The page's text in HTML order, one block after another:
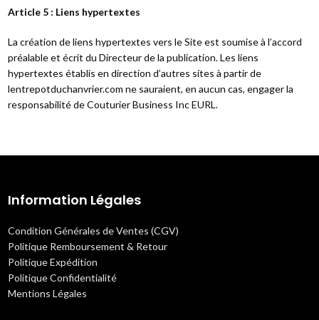
Article 5 : Liens hypertextes
La création de liens hypertextes vers le Site est soumise à l’accord
préalable et écrit du Directeur de la publication. Les liens
hypertextes établis en direction d’autres sites à partir de
lentrepotduchanvrier.com ne sauraient, en aucun cas, engager la
responsabilité de Couturier Business Inc EURL.
Information Légales
Condition Générales de Ventes (CGV)
Politique Remboursement & Retour
Politique Expédition
Politique Confidentialité
Mentions Légales